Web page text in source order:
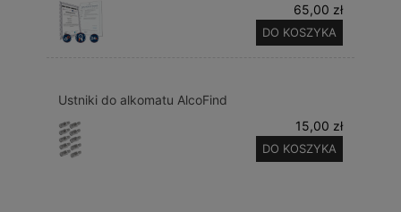
65,00 zł
DO KOSZYKA
Ustniki do alkomatu AlcoFind
15,00 zł
DO KOSZYKA